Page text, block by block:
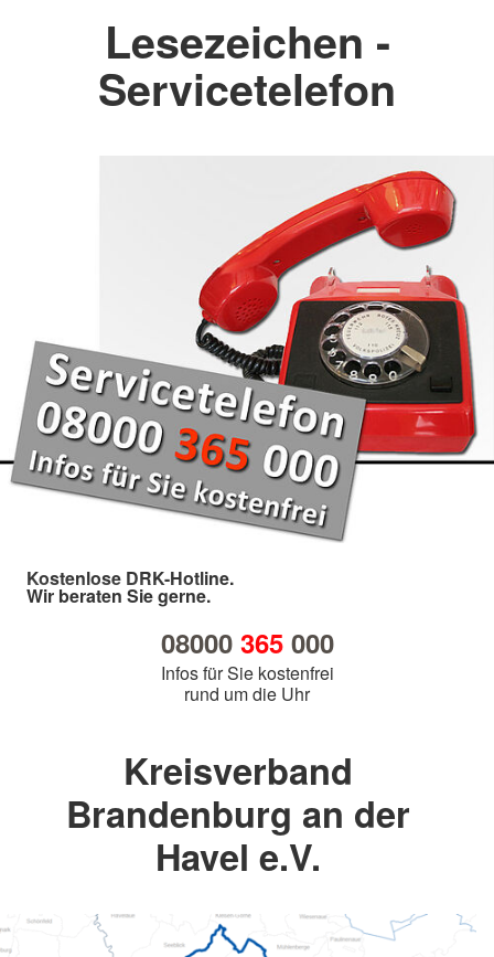
Lesezeichen -
Servicetelefon
Kostenlose DRK-Hotline.
Wir beraten Sie gerne.
08000 365000
Infos für Sie kostenfrei
rund um die Uhr
Kreisverband
Brandenburg an der
Havel e.V.